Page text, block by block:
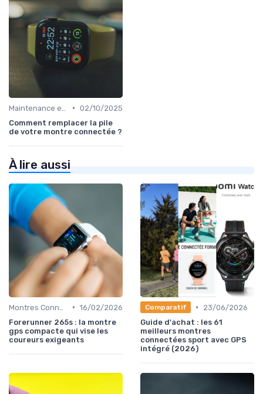
• 02/10/2025
Comment remplacer la pile
de votre montre connectée ?
À lire aussi
• 16/02/2026
Forerunner 265s : la montre
gps compacte qui vise les
coureurs exigeants
Comparatif •
23/06/2026
Guide d'achat : les 61
meilleurs montres
connectées sport avec GPS
intégré (2026)